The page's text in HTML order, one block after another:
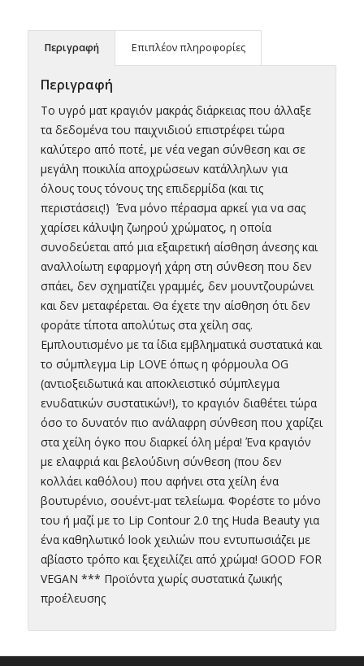
Περιγραφή Επιπλέον πληροφορίες
Περιγραφή
Το υγρό ματ κραγιόν μακράς διάρκειας που άλλαξε
τα δεδομένα του παιχνιδιού επιστρέφει τώρα
καλύτερο από ποτέ, με νέα vegan σύνθεση και σε
μεγάλη ποικιλία αποχρώσεων κατάλληλων για
όλους τους τόνους της επιδερμίδα (και τις
περιστάσεις!) Ένα μόνο πέρασμα αρκεί για να σας
χαρίσει κάλυψη ζωηρού χρώματος, η οποία
συνοδεύεται από μια εξαιρετική αίσθηση άνεσης και
αναλλοίωτη εφαρμογή χάρη στη σύνθεση που δεν
σπάει, δεν σχηματίζει γραμμές, δεν μουντζουρώνει
και δεν μεταφέρεται. Θα έχετε την αίσθηση ότι δεν
φοράτε τίποτα απολύτως στα χείλη σας.
Εμπλουτισμένο με τα ίδια εμβληματικά συστατικά και
το σύμπλεγμα Lip LOVE όπως η φόρμουλα OG
(αντιοξειδωτικά και αποκλειστικό σύμπλεγμα
ενυδατικών συστατικών!), το κραγιόν διαθέτει τώρα
όσο το δυνατόν πιο ανάλαφρη σύνθεση που χαρίζει
στα χείλη όγκο που διαρκεί όλη μέρα! Ένα κραγιόν
με ελαφριά και βελούδινη σύνθεση (που δεν
κολλάει καθόλου) που αφήνει στα χείλη ένα
βουτυρένιο, σουέντ-ματ τελείωμα. Φορέστε το μόνο
του ή μαζί με το Lip Contour 2.0 της Huda Beauty για
ένα καθηλωτικό look χειλιών που εντυπωσιάζει με
αβίαστο τρόπο και ξεχειλίζει από χρώμα! GOOD FOR
VEGAN *** Προϊόντα χωρίς συστατικά ζωικής
προέλευσης